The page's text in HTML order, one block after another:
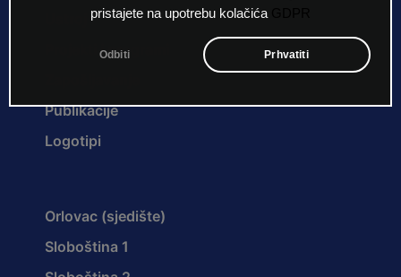
pristajete na upotrebu kolačića
Odbiti Prhvatiti
Projekti i programi
Publikacije
Logotipi
Orlovac (sjedište)
Sloboština 1